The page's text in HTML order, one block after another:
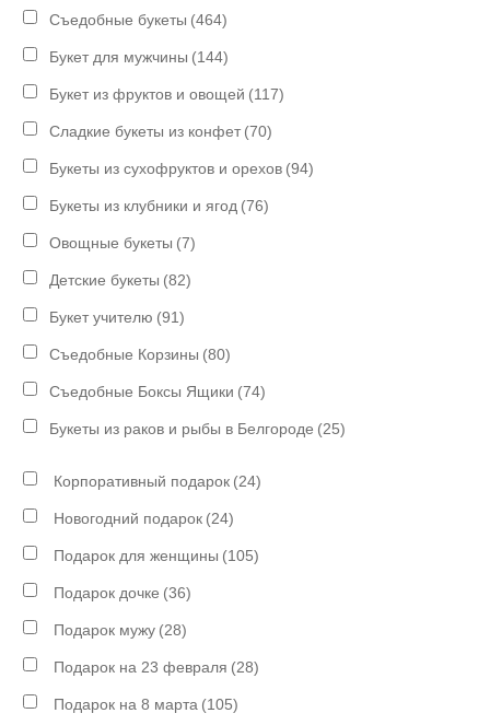
Съедобные букеты (464)
Букет для мужчины (144)
Букет из фруктов и овощей (117)
Сладкие букеты из конфет (70)
Букеты из сухофруктов и орехов (94)
Букеты из клубники и ягод (76)
Овощные букеты (7)
Детские букеты (82)
Букет учителю (91)
Съедобные Корзины (80)
Съедобные Боксы Ящики (74)
Букеты из раков и рыбы в Белгороде (25)
Корпоративный подарок (24)
Новогодний подарок (24)
Подарок для женщины (105)
Подарок дочке (36)
Подарок мужу (28)
Подарок на 23 февраля (28)
Подарок на 8 марта (105)